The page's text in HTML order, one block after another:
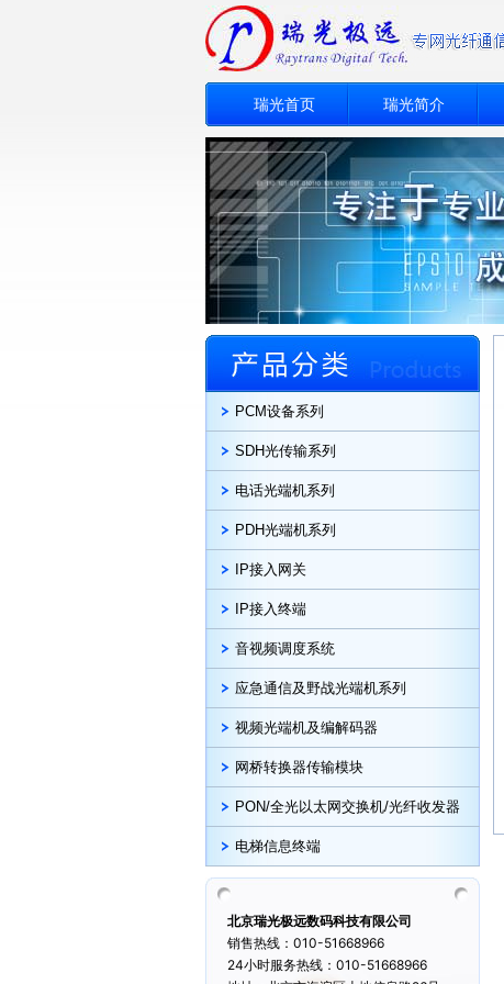
瑞光首页 瑞光简介
PCM设备系列
SDH光传输系列
电话光端机系列
PDH光端机系列
IP接入网关
IP接入终端
音视频调度系统
应急通信及野战光端机系列
视频光端机及编解码器
网桥转换器传输模块
PON/全光以太网交换机/光纤收发器
电梯信息终端
北京瑞光极远数码科技有限公司
销售热线：010-51668966
24小时服务热线：010-51668966